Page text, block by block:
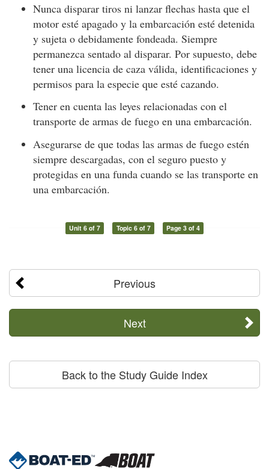
Nunca disparar tiros ni lanzar flechas hasta que el
motor esté apagado y la embarcación esté detenida
y sujeta o debidamente fondeada. Siempre
permanezca sentado al disparar. Por supuesto, debe
tener una licencia de caza válida, identificaciones y
permisos para la especie que esté cazando.
Tener en cuenta las leyes relacionadas con el
transporte de armas de fuego en una embarcación.
Asegurarse de que todas las armas de fuego estén
siempre descargadas, con el seguro puesto y
protegidas en una funda cuando se las transporte en
una embarcación.
Unit 6 of 7 Topic 6 of 7 Page 3 of 4
Previous
Next
Back to the Study Guide Index